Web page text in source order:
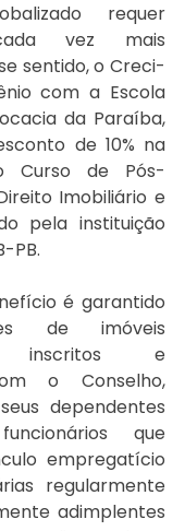
requer
vez mais
sentido, o Creci-
com a Escola
da Paraíba,
de 10% na
Curso de Pós-
Imobiliário e
pela instituição
PB.
é garantido
de imóveis
inscritos e
o Conselho,
dependentes
que
empregatício
regularmente
adimplentes